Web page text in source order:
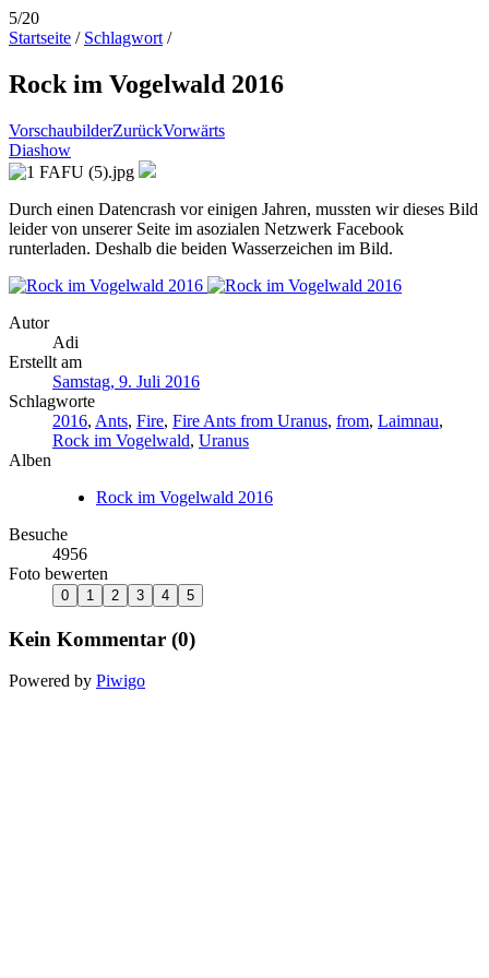
5/20
Startseite / Schlagwort /
Rock im Vogelwald 2016
VorschaubilderZurückVorwärts
Diashow
Durch einen Datencrash vor einigen Jahren, mussten wir dieses Bild
leider von unserer Seite im asozialen Netzwerk Facebook
runterladen. Deshalb die beiden Wasserzeichen im Bild.
Autor
Adi
Erstellt am
Samstag, 9. Juli 2016
Schlagworte
2016, Ants, Fire, Fire Ants from Uranus, from, Laimnau,
Rock im Vogelwald, Uranus
Alben
Rock im Vogelwald 2016
Besuche
4956
Foto bewerten
Kein Kommentar (0)
Powered by Piwigo